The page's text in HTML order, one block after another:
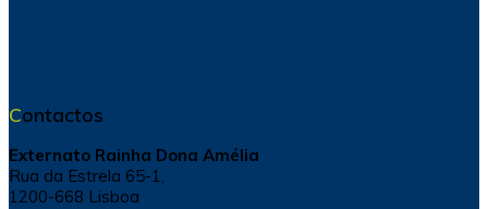
Contactos
Externato Rainha Dona Amélia
Rua da Estrela 65-1,
1200-668 Lisboa